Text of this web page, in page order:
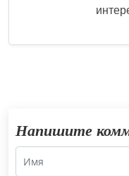
Напишите